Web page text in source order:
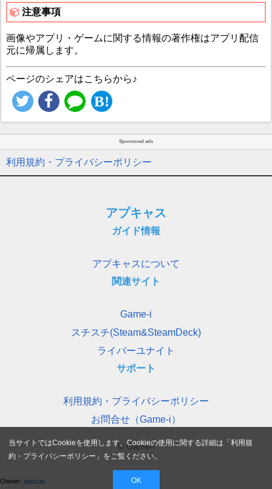
注意事項
画像やアプリ・ゲームに関する情報の著作権はアプリ配信
元に帰属します。
ページのシェアはこちらから♪
Sponsored ads
利用規約・プライバシーポリシー
アプキャス
ガイド情報
アプキャスについて
関連サイト
Game-i
スチスチ(Steam&SteamDeck)
ライバーユナイト
サポート
利用規約・プライバシーポリシー
お問合せ（Game-i）
© Game-i
Owner: appcas
当サイトではCookieを使用します。Cookieの使用に関する詳細は「利用規
約・プライバシーポリシー 」をご覧ください。
OK